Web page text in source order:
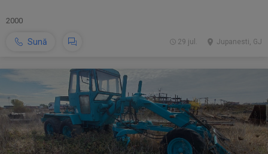
2000
Sună Jupanesti, GJ
29 jul.